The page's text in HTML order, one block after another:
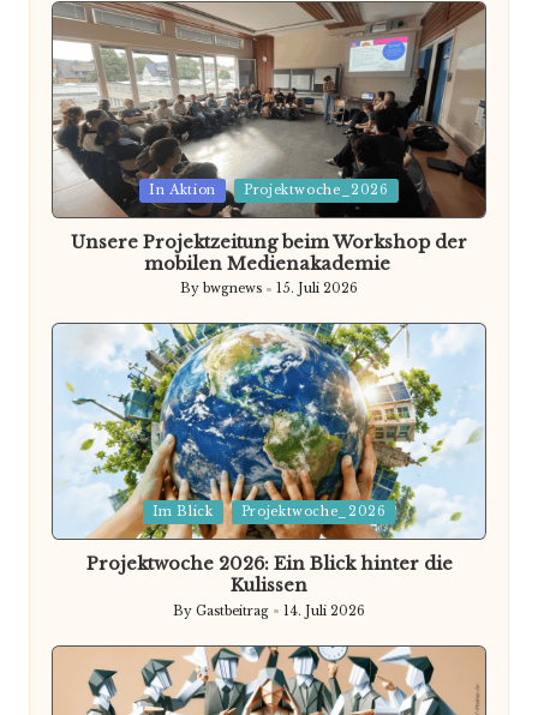
Posted
in
In Aktion Projektwoche_2026
Unsere Projektzeitung beim Workshop der
mobilen Medienakademie
Posted
by
By bwgnews 15. Juli 2026
Posted
in
Im Blick Projektwoche_2026
Projektwoche 2026: Ein Blick hinter die
Kulissen
Posted
By Gastbeitrag 14. Juli 2026